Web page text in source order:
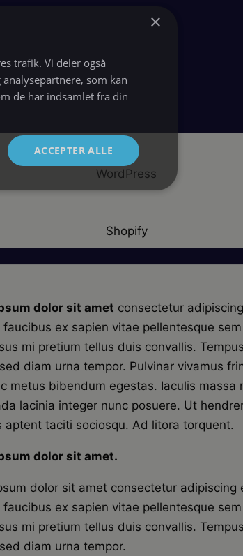
WordPress
Shopify
dolor sit amet consectetur
faucibus ex sapien vitae pellentesque
mi pretium tellus duis convallis.
diam urna tempor. Pulvinar vivamus
metus bibendum egestas. Iaculis massa
lacinia integer nunc posuere. Ut
aptent taciti sociosqu. Ad litora torquent.
dolor sit amet.
dolor sit amet consectetur adipiscing
faucibus ex sapien vitae pellentesque
mi pretium tellus duis convallis.
diam urna tempor.
×
trafik. Vi deler også
som kan
de har indsamlet fra din
ACCEPTER ALLE